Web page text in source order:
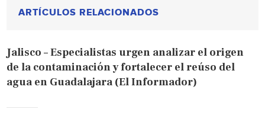
ARTÍCULOS RELACIONADOS
Jalisco – Especialistas urgen analizar el origen
de la contaminación y fortalecer el reúso del
agua en Guadalajara (El Informador)